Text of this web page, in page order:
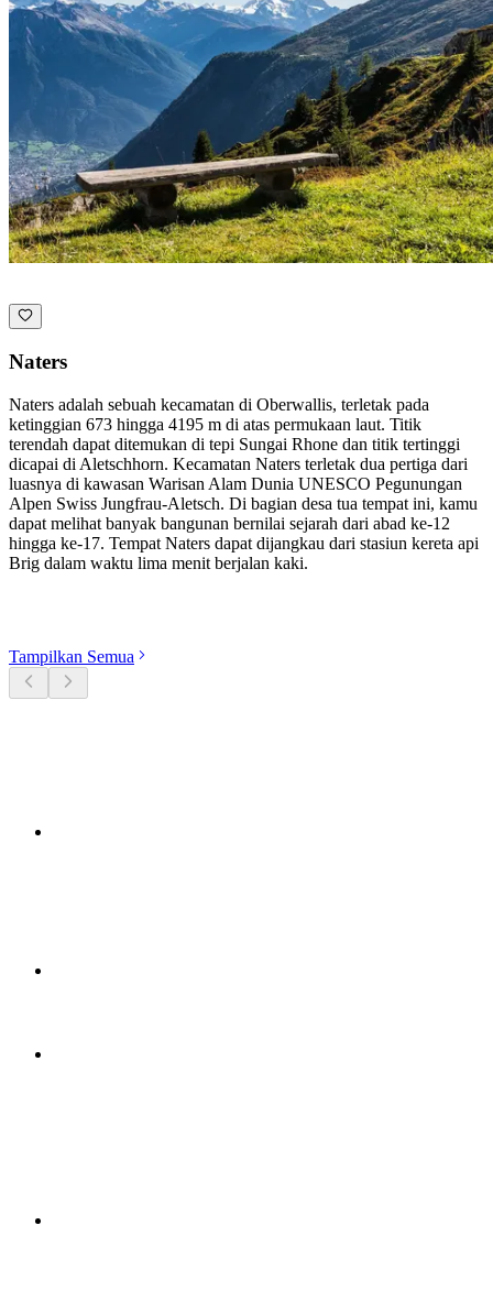
Naters
Naters adalah sebuah kecamatan di Oberwallis, terletak pada
ketinggian 673 hingga 4195 m di atas permukaan laut. Titik
terendah dapat ditemukan di tepi Sungai Rhone dan titik tertinggi
dicapai di Aletschhorn. Kecamatan Naters terletak dua pertiga dari
luasnya di kawasan Warisan Alam Dunia UNESCO Pegunungan
Alpen Swiss Jungfrau-Aletsch. Di bagian desa tua tempat ini, kamu
dapat melihat banyak bangunan bernilai sejarah dari abad ke-12
hingga ke-17. Tempat Naters dapat dijangkau dari stasiun kereta api
Brig dalam waktu lima menit berjalan kaki.
Tampilkan Semua